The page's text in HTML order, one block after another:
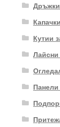
Дръжки
Кутии
Лайсни